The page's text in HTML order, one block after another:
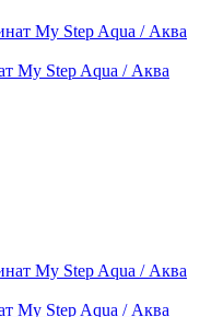
My Step Aqua / Аква
My Step Aqua / Аква